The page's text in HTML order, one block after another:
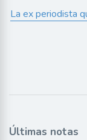
La ex periodista
Últimas notas